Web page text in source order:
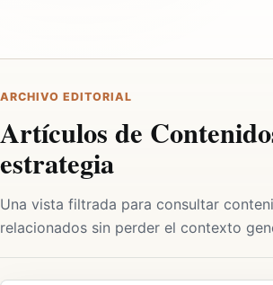
ARCHIVO EDITORIAL
Artículos de
estrategia
Una vista filtrada para consultar
relacionados sin perder el contexto